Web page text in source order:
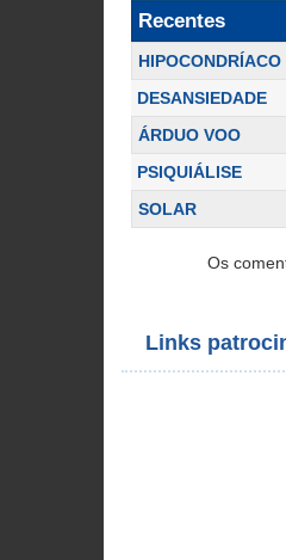
Recentes
HIPOCONDRÍACO
DESANSIEDADE
ÁRDUO VOO
PSIQUIÁLISE
SOLAR
Os
Links